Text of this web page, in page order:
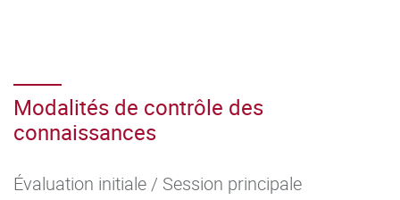
Modalités de contrôle des
connaissances
Évaluation initiale / Session principale